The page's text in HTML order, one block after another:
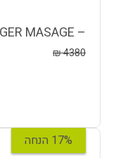
MASAGE –
CM-730
4380
₪
17% הנחה